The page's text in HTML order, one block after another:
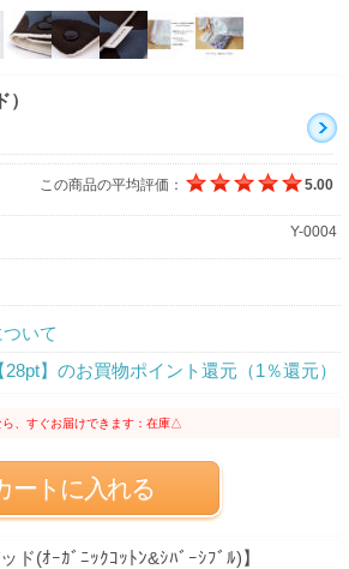
この商品の平均評価： 5.00
Y-0004
いて
28pt】のお買物ポイント還元（1％還元）
ら、すぐお届けできます：在庫△
ド(ｵｰｶﾞﾆｯｸｺｯﾄﾝ&ｼﾊﾞｰｼﾌﾞﾙ)】